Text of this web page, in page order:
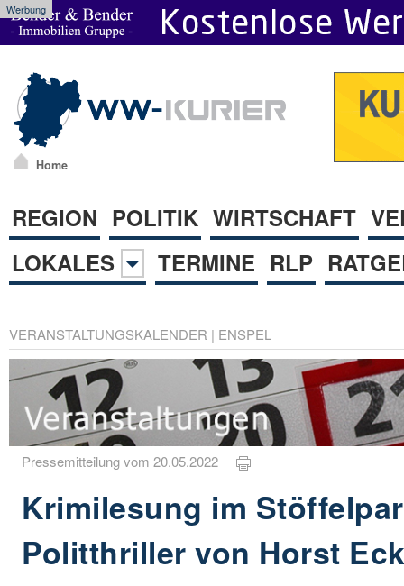
Werbung
Home
REGION POLITIK WIRTSCHAFT
LOKALES
TERMINE RLP
VERANSTALTUNGSKALENDER | ENSPEL
Pressemitteilung vom 20.05.2022
Krimilesung im
Politthriller von Horst